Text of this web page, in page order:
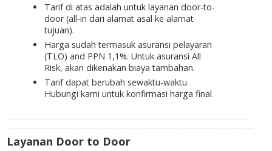
Tarif di atas adalah untuk layanan door-to-
door(all-in dari alamat asal ke alamat
tujuan).
Harga sudah termasuk asuransi pelayaran
(TLO) and PPN 1,1%. Untuk asuransi All
Risk, akan dikenakan biaya tambahan.
Tarif dapat berubah sewaktu-waktu.
Hubungi kami untuk konfirmasi harga final.
Layanan Door to Door